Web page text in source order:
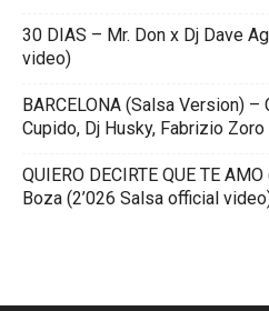
30 DIAS – Mr. Don x Dj Dave
video)
BARCELONA (Salsa Version)
Cupido, Dj Husky, Fabrizio
QUIERO DECIRTE QUE TE
Boza (2’026 Salsa official